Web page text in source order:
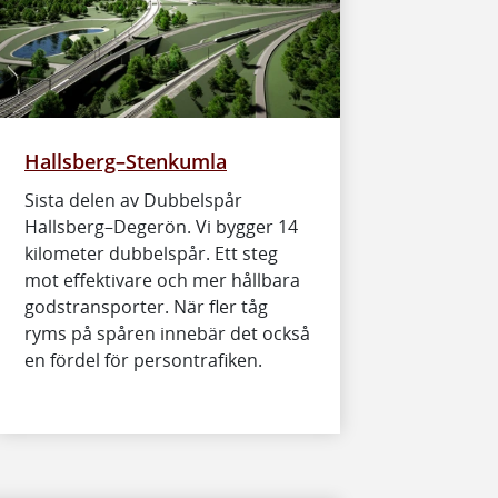
Hallsberg–Stenkumla
Sista delen av Dubbelspår
Hallsberg–Degerön. Vi bygger 14
kilometer dubbelspår. Ett steg
mot effektivare och mer hållbara
godstransporter. När fler tåg
ryms på spåren innebär det också
en fördel för persontrafiken.